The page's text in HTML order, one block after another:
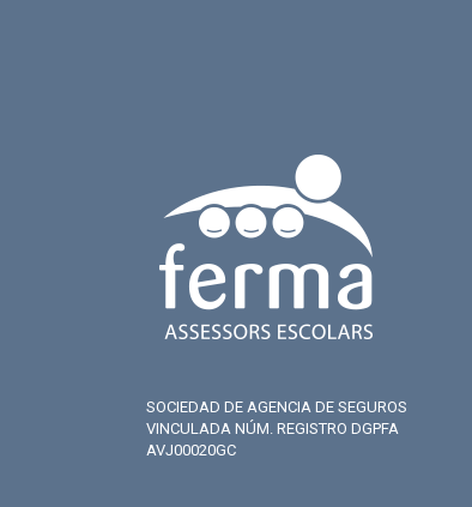
SOCIEDAD DE AGENCIA DE SEGUROS
VINCULADA NÚM. REGISTRO DGPFA
AVJ00020GC